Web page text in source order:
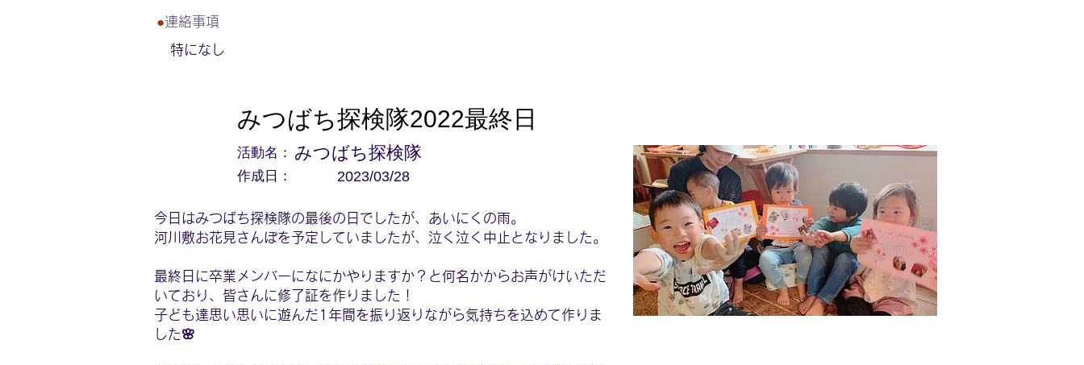
●連絡事項
特になし
みつばち探検隊2022最終日
活動名： みつばち探検隊
作成日： 2023/03/28
今日はみつばち探検隊の最後の日でしたが、あいにくの雨。
河川敷お花見さんぽを予定していましたが、泣く泣く中止となりました。
最終日に卒業メンバーになにかやりますか？と何名かからお声がけいただ
いており、皆さんに修了証を作りました！
子ども達思い思いに遊んだ1年間を振り返りながら気持ちを込めて作りま
した🌸